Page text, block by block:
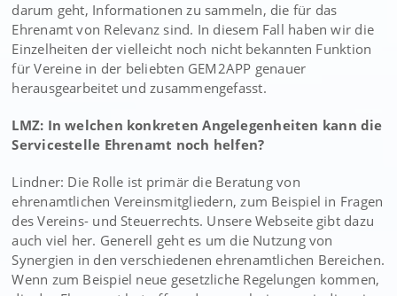
darum geht, Informationen zu sammeln, die für das
Ehrenamt von Relevanz sind. In diesem Fall haben wir die
Einzelheiten der vielleicht noch nicht bekannten Funktion
für Vereine in der beliebten GEM2APP genauer
herausgearbeitet und zusammengefasst.
LMZ: In welchen konkreten Angelegenheiten kann die
Servicestelle Ehrenamt noch helfen?
Lindner: Die Rolle ist primär die Beratung von
ehrenamtlichen Vereinsmitgliedern, zum Beispiel in Fragen
des Vereins- und Steuerrechts. Unsere Webseite gibt dazu
auch viel her. Generell geht es um die Nutzung von
Synergien in den verschiedenen ehrenamtlichen Bereichen.
Wenn zum Beispiel neue gesetzliche Regelungen kommen,